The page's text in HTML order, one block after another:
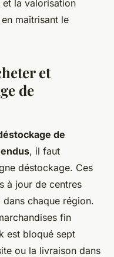
la valorisation
maîtrisant le
et
de
de
, il faut
déstockage. Ces
à jour de centres
chaque région.
fin
est bloqué sept
ou la livraison dans